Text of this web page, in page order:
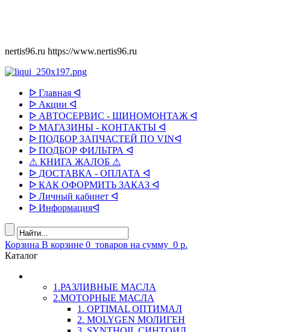
nertis96.ru https://www.nertis96.ru
ᐅ Главная ᐊ
ᐅ Акции ᐊ
ᐅ АВТОСЕРВИС - ШИНОМОНТАЖ ᐊ
ᐅ МАГАЗИНЫ - КОНТАКТЫ ᐊ
ᐅ ПОДБОР ЗАПЧАСТЕЙ ПО VINᐊ
ᐅ ПОДБОР ФИЛЬТРА ᐊ
⚠ КНИГА ЖАЛОБ ⚠
ᐅ ДОСТАВКА - ОПЛАТА ᐊ
ᐅ КАК ОФОРМИТЬ ЗАКАЗ ᐊ
ᐅ Личный кабинет ᐊ
ᐅ Информацияᐊ
Корзина В корзине 0 товаров на сумму 0 р.
Каталог
1.РАЗЛИВНЫЕ МАСЛА
2.МОТОРНЫЕ МАСЛА
1. OPTIMAL ОПТИМАЛ
2. MOLYGEN МОЛИГЕН